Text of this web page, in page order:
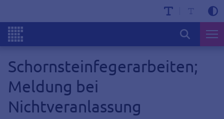
Schornsteinfegerarbeiten;
Meldung bei
Nichtveranlassung